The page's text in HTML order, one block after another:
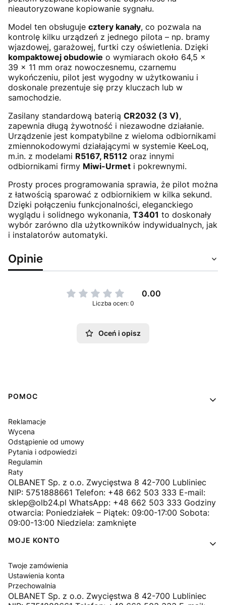
nieautoryzowane kopiowanie sygnału.
Model ten obsługuje cztery kanały, co pozwala na
kontrolę kilku urządzeń z jednego pilota – np. bramy
wjazdowej, garażowej, furtki czy oświetlenia. Dzięki
kompaktowej obudowie o wymiarach około 64,5 ×
39 × 11 mm oraz nowoczesnemu, czarnemu
wykończeniu, pilot jest wygodny w użytkowaniu i
doskonale prezentuje się przy kluczach lub w
samochodzie.
Zasilany standardową baterią CR2032 (3 V),
zapewnia długą żywotność i niezawodne działanie.
Urządzenie jest kompatybilne z wieloma odbiornikami
zmiennokodowymi działającymi w systemie KeeLoq,
m.in. z modelami R5167, R5112 oraz innymi
odbiornikami firmy Miwi-Urmet i pokrewnymi.
Prosty proces programowania sprawia, że pilot można
z łatwością sparować z odbiornikiem w kilka sekund.
Dzięki połączeniu funkcjonalności, eleganckiego
wyglądu i solidnego wykonania, T3401 to doskonały
wybór zarówno dla użytkowników indywidualnych, jak
i instalatorów automatyki.
Opinie
0.00
Liczba ocen: 0
Oceń i opisz
Linki w stopce
POMOC
Reklamacje
Wycena
Odstąpienie od umowy
Pytania i odpowiedzi
Regulamin
Raty
OLBANET Sp. z o.o. Zwycięstwa 8 42-700 Lubliniec
NIP: 5751888661 Telefon: +48 662 503 333 E-mail:
sklep@olb24.pl WhatsApp: +48 662 503 333 Godziny
otwarcia: Poniedziałek – Piątek: 09:00-17:00 Sobota:
09:00-13:00 Niedziela: zamknięte
MOJE KONTO
Twoje zamówienia
Ustawienia konta
Przechowalnia
OLBANET Sp. z o.o. Zwycięstwa 8 42-700 Lubliniec